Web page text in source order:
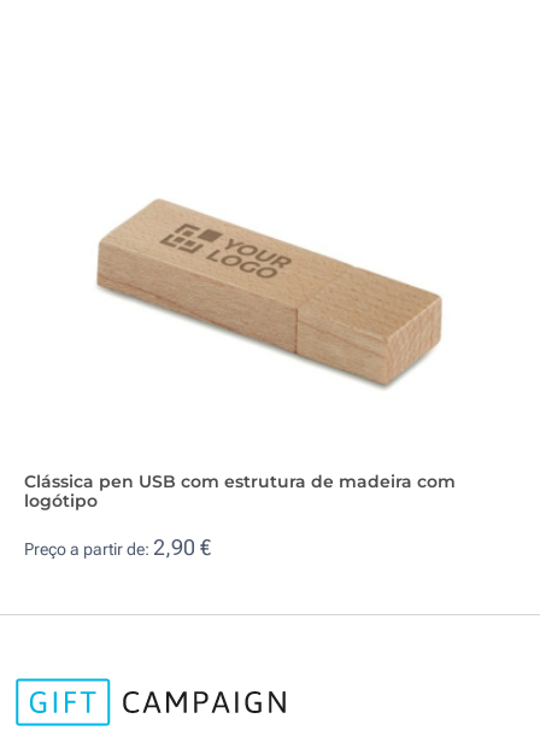
Clássica pen USB com estrutura de madeira com
logótipo
Preço a partir de: 2,90 €